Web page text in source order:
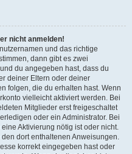
nicht anmelden!
und das richtige
dann gibt es zwei
du angegeben hast, dass du
deiner Eltern oder deiner
folgen, die du erhalten hast. Wenn
vielleicht aktiviert werden. Bei
Mitglieder erst freigeschaltet
oder ein Administrator. Bei
Aktivierung nötig ist oder nicht.
dort enthaltenen Anweisungen.
korrekt eingegeben hast oder